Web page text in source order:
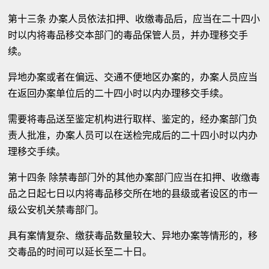
第十三条 办案人员依法扣押、收缴毒品后，应当在二十四小
时以内将毒品移交本部门的毒品保管人员，并办理移交手
续。
异地办案或者在偏远、交通不便地区办案的，办案人员应当
在返回办案单位后的二十四小时以内办理移交手续。
需要将毒品送至鉴定机构进行取样、鉴定的，经办案部门负
责人批准，办案人员可以在送检完成后的二十四小时以内办
理移交手续。
第十四条 除禁毒部门外的其他办案部门应当在扣押、收缴毒
品之日起七日以内将毒品移交所在地的县级或者设区的市一
级公安机关禁毒部门。
具有案情复杂、缴获毒品数量较大、异地办案等情形的，移
交毒品的时间可以延长至二十日。